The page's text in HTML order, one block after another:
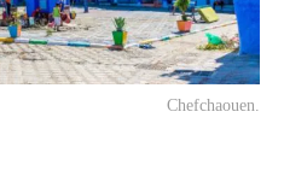
Chefchaouen.